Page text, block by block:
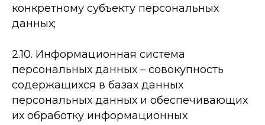
конкретному субъекту персональных
данных;
2.10. Информационная система
персональных данных – совокупность
содержащихся в базах данных
персональных данных и обеспечивающих
их обработку информационных